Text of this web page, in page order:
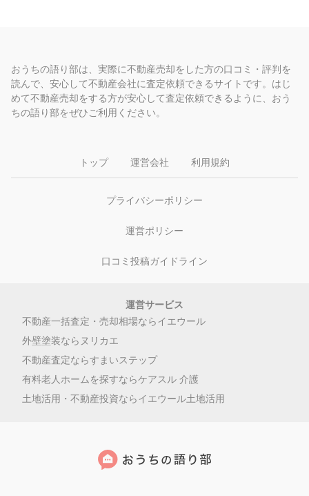
おうちの語り部は、実際に不動産売却をした方の口コミ・評判を
読んで、安心して不動産会社に査定依頼できるサイトです。はじ
めて不動産売却をする方が安心して査定依頼できるように、おう
ちの語り部をぜひご利用ください。
トップ 運営会社 利用規約
プライバシーポリシー
運営ポリシー
口コミ投稿ガイドライン
運営サービス
不動産一括査定・売却相場ならイエウール
外壁塗装ならヌリカエ
不動産査定ならすまいステップ
有料老人ホームを探すならケアスル 介護
土地活用・不動産投資ならイエウール土地活用